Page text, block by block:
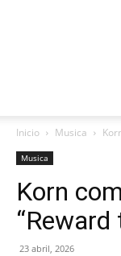
Inicio Musica
Musica
Korn
“Reward
23 abril, 2026